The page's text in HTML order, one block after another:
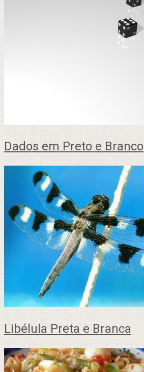
Dados em Preto e Branco
Libélula Preta e Branca